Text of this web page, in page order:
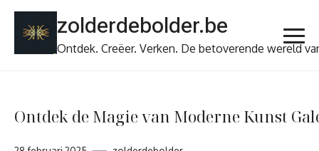
zolderdebolder.be
Ontdek. Creëer. Verken. De betoverende wereld
Ontdek de Magie van Moderne Kunst